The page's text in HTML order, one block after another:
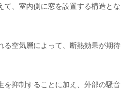
て、室内側に窓を設置する構造とな
る空気層によって、断熱効果が期待
を抑制することに加え、外部の騒音